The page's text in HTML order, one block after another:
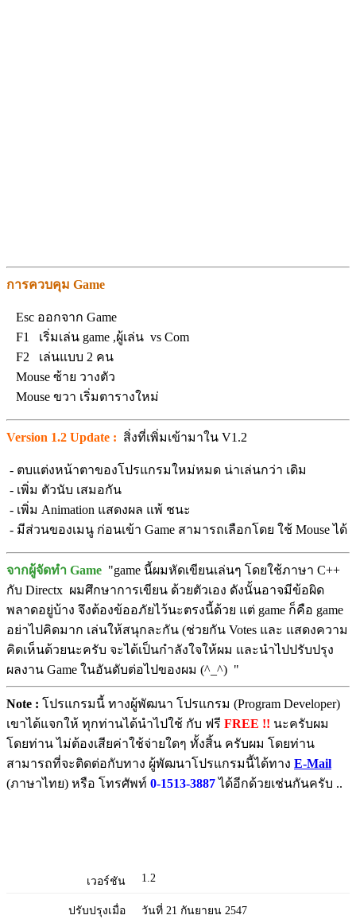
การควบคุม Game
Esc ออกจาก Game
F1 เริ่มเล่น game ,ผู้เล่น vs Com
F2 เล่นแบบ 2 คน
Mouse ซ้าย วางตัว
Mouse ขวา เริ่มตารางใหม่
Version 1.2 Update : สิ่งที่เพิ่มเข้ามาใน V1.2
- ตบแต่งหน้าตาของโปรแกรมใหม่หมด น่าเล่นกว่า เดิม
- เพิ่ม ตัวนับ เสมอกัน
- เพิ่ม Animation แสดงผล แพ้ ชนะ
- มีส่วนของเมนู ก่อนเข้า Game สามารถเลือกโดย ใช้ Mouse ได้
จากผู้จัดทำ Game "game นี้ผมหัดเขียนเล่นๆ โดยใช้ภาษา C++
กับ Directx ผมศึกษาการเขียน ด้วยตัวเอง ดังนั้นอาจมีข้อผิด
พลาดอยู่บ้าง จึงต้องข้ออภัยไว้นะตรงนี้ด้วย แต่ game ก็คือ game
อย่าไปคิดมาก เล่นให้สนุกละกัน (ช่วยกัน Votes และ แสดงความ
คิดเห็นด้วยนะครับ จะได้เป็นกำลังใจให้ผม และนำไปปรับปรุง
ผลงาน Game ในอันดับต่อไปของผม (^_^) "
Note : โปรแกรมนี้ ทางผู้พัฒนา โปรแกรม (Program Developer)
เขาได้แจกให้ ทุกท่านได้นำไปใช้ กับ ฟรี FREE !! นะครับผม
โดยท่าน ไม่ต้องเสียค่าใช้จ่ายใดๆ ทั้งสิ้น ครับผม โดยท่าน
สามารถที่จะติดต่อกับทาง ผู้พัฒนาโปรแกรมนี้ได้ทาง E-Mail
(ภาษาไทย) หรือ โทรศัพท์ 0-1513-3887 ได้อีกด้วยเช่นกันครับ ..
เวอร์ชัน 1.2
ปรับปรุงเมื่อ วันที่ 21 กันยายน 2547